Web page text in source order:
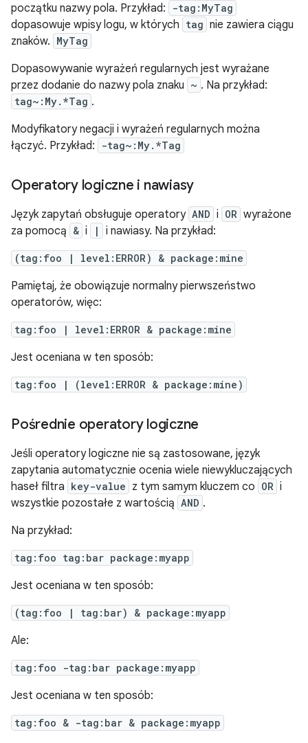
początku nazwy pola. Przykład:
-tag:MyTag
dopasowuje wpisy logu, w których tag nie zawiera ciągu
znaków. MyTag
Dopasowywanie wyrażeń regularnych jest wyrażane
przez dodanie do nazwy pola znaku ~ . Na przykład:
tag~:My.*Tag .
Modyfikatory negacji i wyrażeń regularnych można
łączyć. Przykład:
-tag~:My.*Tag
Operatory logiczne i nawiasy
Język zapytań obsługuje operatory AND i OR wyrażone
za pomocą & i | i nawiasy. Na przykład:
(tag:foo | level:ERROR) & package:mine
Pamiętaj, że obowiązuje normalny pierwszeństwo
operatorów, więc:
tag:foo | level:ERROR & package:mine
Jest oceniana w ten sposób:
tag:foo | (level:ERROR & package:mine)
Pośrednie operatory logiczne
Jeśli operatory logiczne nie są zastosowane, język
zapytania automatycznie ocenia wiele niewykluczających
haseł filtra key-value z tym samym kluczem co OR i
wszystkie pozostałe z wartością AND .
Na przykład:
tag:foo tag:bar package:myapp
Jest oceniana w ten sposób:
(tag:foo | tag:bar) & package:myapp
Ale:
tag:foo -tag:bar package:myapp
Jest oceniana w ten sposób:
tag:foo & -tag:bar & package:myapp